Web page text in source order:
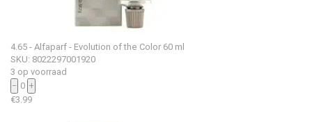
4.65 - Alfaparf - Evolution of the Color 60 ml
SKU: 8022297001920
3 op voorraad
− 0 +
€3.99